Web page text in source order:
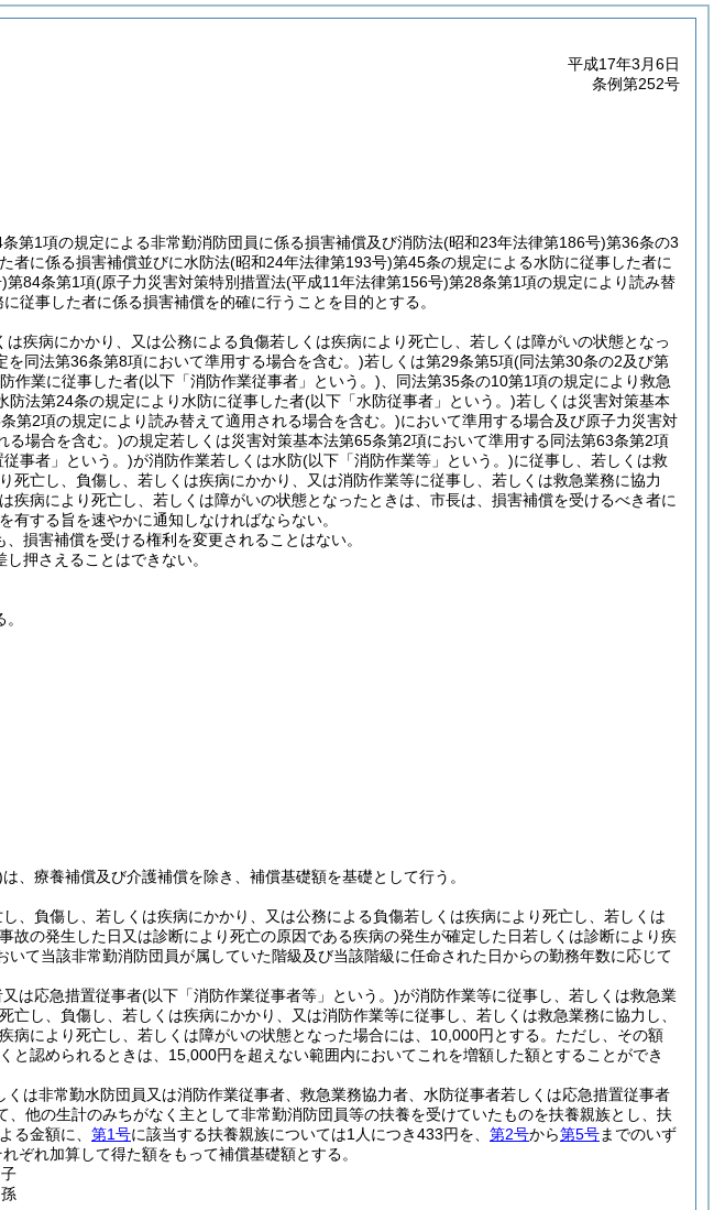
平成17年3月6日
条例第252号
第1項の規定による非常勤消防団員に係る損害補償及び消防法(昭和23年法律第186号)第36条の3
者に係る損害補償並びに水防法(昭和24年法律第193号)第45条の規定による水防に従事した者に
第84条第1項(原子力災害対策特別措置法(平成11年法律第156号)第28条第1項の規定により読み替
従事した者に係る損害補償を的確に行うことを目的とする。
疾病にかかり、又は公務による負傷若しくは疾病により死亡し、若しくは障がいの状態となっ
を同法第36条第8項において準用する場合を含む。)若しくは第29条第5項(同法第30条の2及び第
作業に従事した者(以下「消防作業従事者」という。) 、同法第35条の10第1項の規定により救急
防法第24条の規定により水防に従事した者(以下「水防従事者」という。)若しくは災害対策基本
第2項の規定により読み替えて適用される場合を含む。)において準用する場合及び原子力災害対
る場合を含む。)の規定若しくは災害対策基本法第65条第2項において準用する同法第63条第2項
事者」という。)が消防作業若しくは水防(以下「消防作業等」という。)に従事し、若しくは救
死亡し、負傷し、若しくは疾病にかかり、又は消防作業等に従事し、若しくは救急業務に協力
疾病により死亡し、若しくは障がいの状態となったときは、市長は、損害補償を受けるべき者に
する旨を速やかに通知しなければならない。
損害補償を受ける権利を変更されることはない。
押さえることはできない。
は、療養補償及び介護補償を除き、補償基礎額を基礎として行う。
、負傷し、若しくは疾病にかかり、又は公務による負傷若しくは疾病により死亡し、若しくは
故の発生した日又は診断により死亡の原因である疾病の発生が確定した日若しくは診断により疾
いて当該非常勤消防団員が属していた階級及び当該階級に任命された日からの勤務年数に応じて
は応急措置従事者(以下「消防作業従事者等」という。)が消防作業等に従事し、若しくは救急業
し、負傷し、若しくは疾病にかかり、又は消防作業等に従事し、若しくは救急業務に協力し、
病により死亡し、若しくは障がいの状態となった場合には、10,000円とする。 ただし、その額
と認められるときは、15,000円を超えない範囲内においてこれを増額した額とすることができ
は非常勤水防団員又は消防作業従事者、救急業務協力者、水防従事者若しくは応急措置従事者
、他の生計のみちがなく主として非常勤消防団員等の扶養を受けていたものを扶養親族とし、扶
る金額に、 第1号に該当する扶養親族については1人につき433円を、 第2号から第5号までのいず
ぞれ加算して得た額をもって補償基礎額とする。